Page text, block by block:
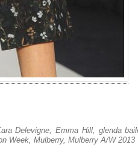
Delevigne,Emma Hill, glenda
Week, Mulberry, Mulberry A/W 2013